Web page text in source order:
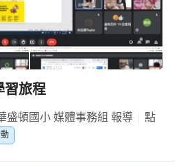
習旅程
盛頓國小 媒體事務組 報導
點